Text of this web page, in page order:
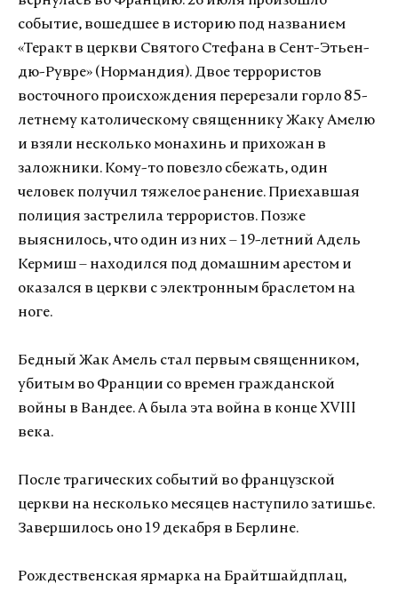
событие, вошедшее в историю под названием
«Теракт в церкви Святого Стефана в Сент-Этьен-
дю-Рувре» (Нормандия). Двое террористов
восточного происхождения перерезали горло 85-
летнему католическому священнику Жаку Амелю
и взяли несколько монахинь и прихожан в
заложники. Кому-то повезло сбежать, один
человек получил тяжелое ранение. Приехавшая
полиция застрелила террористов. Позже
выяснилось, что один из них – 19-летний Адель
Кермиш – находился под домашним арестом и
оказался в церкви с электронным браслетом на
ноге.
Бедный Жак Амель стал первым священником,
убитым во Франции со времен гражданской
войны в Вандее. А была эта война в конце XVIII
века.
После трагических событий во французской
церкви на несколько месяцев наступило затишье.
Завершилось оно 19 декабря в Берлине.
Рождественская ярмарка на Брайтшайдплац,